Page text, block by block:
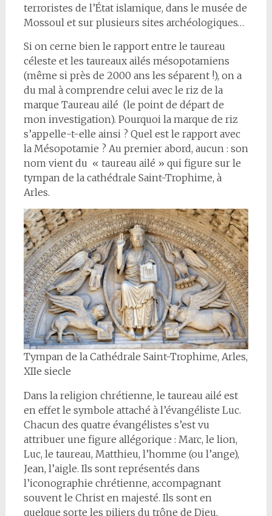
terroristes de l’État islamique, dans le musée de
Mossoul et sur plusieurs sites archéologiques…
Si on cerne bien le rapport entre le taureau
céleste et les taureaux ailés mésopotamiens
(même si près de 2000 ans les séparent !), on a
du mal à comprendre celui avec le riz de la
marque Taureau ailé (le point de départ de
mon investigation). Pourquoi la marque de riz
s’appelle-t-elle ainsi ? Quel est le rapport avec
la Mésopotamie ? Au premier abord, aucun : son
nom vient du « taureau ailé » qui figure sur le
tympan de la cathédrale Saint-Trophime, à
Arles.
Tympan de la Cathédrale Saint-Trophime, Arles,
XIIe siecle
Dans la religion chrétienne, le taureau ailé est
en effet le symbole attaché à l’évangéliste Luc.
Chacun des quatre évangélistes s’est vu
attribuer une figure allégorique : Marc, le lion,
Luc, le taureau, Matthieu, l’homme (ou l’ange),
Jean, l’aigle. Ils sont représentés dans
l’iconographie chrétienne, accompagnant
souvent le Christ en majesté. Ils sont en
quelque sorte les piliers du trône de Dieu.